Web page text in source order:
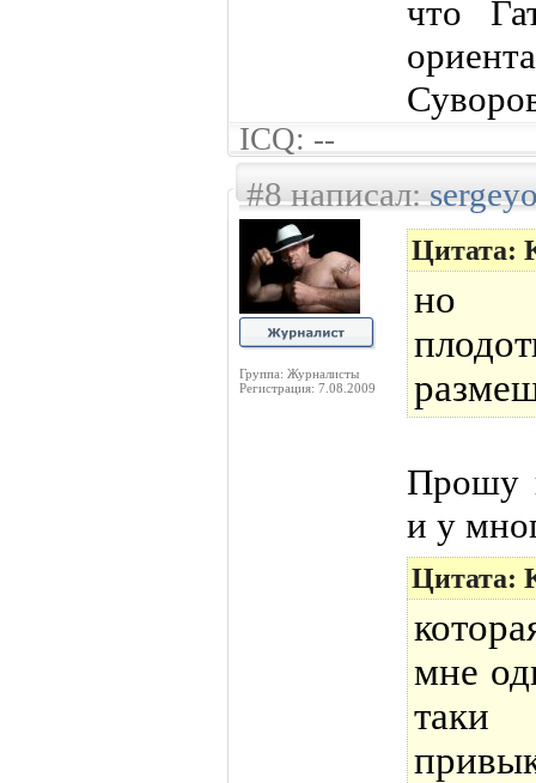
что
ICQ: --
#8 написал:
Группа: Журналисты
Регистрация: 7.08.2009
Цитата:
но
Прошу
и у
Цитата:
мне
таки